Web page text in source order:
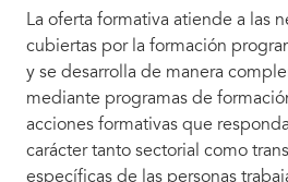
La oferta formativa atiende a las
cubiertas por la formación
y se desarrolla de manera
mediante programas de
acciones formativas que
carácter tanto sectorial como
específicas de las personas